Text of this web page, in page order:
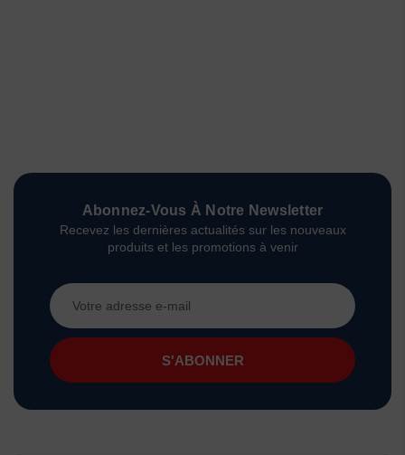
Abonnez-Vous À Notre Newsletter
Recevez les dernières actualités sur les nouveaux
produits et les promotions à venir
Adresse
e-
mail